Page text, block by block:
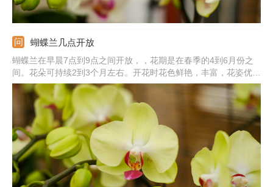
蝴蝶兰几点开放
蝴蝶兰在早晨7点到9点之间开放，，花期是在春季的4到6月份之
间。花朵可持续2到3个月左右。开花时花色鲜艳，丰富，花姿优
美，就像飞舞的蝴蝶一样，观赏价值极高。常见的花色有白色的、
红色的、紫色的、粉红色，很多品种还带有斑点。想要它更好的开
花要注意平时的养护，提供适宜的环境才行。